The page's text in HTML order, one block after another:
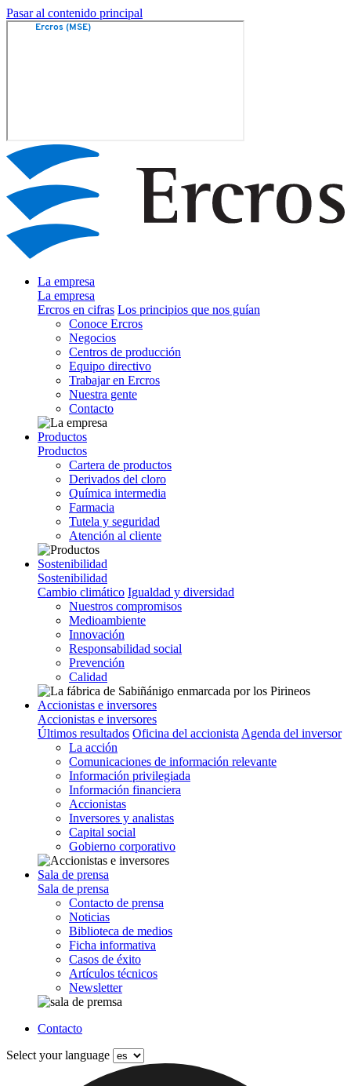
Pasar al contenido principal
La empresa
La empresa
Ercros en cifras Los principios que nos guían
Conoce Ercros
Negocios
Centros de producción
Equipo directivo
Trabajar en Ercros
Nuestra gente
Contacto
Productos
Productos
Cartera de productos
Derivados del cloro
Química intermedia
Farmacia
Tutela y seguridad
Atención al cliente
Sostenibilidad
Sostenibilidad
Cambio climático Igualdad y diversidad
Nuestros compromisos
Medioambiente
Innovación
Responsabilidad social
Prevención
Calidad
Accionistas e inversores
Accionistas e inversores
Últimos resultados Oficina del accionista Agenda del inversor
La acción
Comunicaciones de información relevante
Información privilegiada
Información financiera
Accionistas
Inversores y analistas
Capital social
Gobierno corporativo
Sala de prensa
Sala de prensa
Contacto de prensa
Noticias
Biblioteca de medios
Ficha informativa
Casos de éxito
Artículos técnicos
Newsletter
Contacto
Select your language